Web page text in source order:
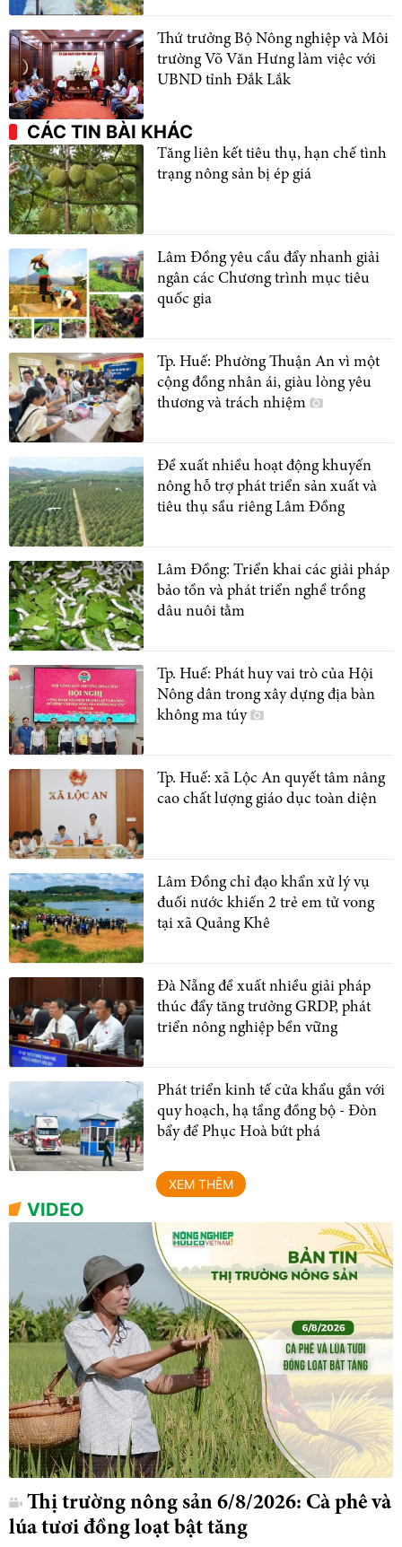
Thứ trưởng Bộ Nông nghiệp và Môi
trường Võ Văn Hưng làm việc với
UBND tỉnh Đắk Lắk
CÁC TIN BÀI KHÁC
Tăng liên kết tiêu thụ, hạn chế tình
trạng nông sản bị ép giá
Lâm Đồng yêu cầu đẩy nhanh giải
ngân các Chương trình mục tiêu
quốc gia
Tp. Huế: Phường Thuận An vì một
cộng đồng nhân ái, giàu lòng yêu
thương và trách nhiệm
Đề xuất nhiều hoạt động khuyến
nông hỗ trợ phát triển sản xuất và
tiêu thụ sầu riêng Lâm Đồng
Lâm Đồng: Triển khai các giải pháp
bảo tồn và phát triển nghề trồng
dâu nuôi tằm
Tp. Huế: Phát huy vai trò của Hội
Nông dân trong xây dựng địa bàn
không ma túy
Tp. Huế: xã Lộc An quyết tâm nâng
cao chất lượng giáo dục toàn diện
Lâm Đồng chỉ đạo khẩn xử lý vụ
đuối nước khiến 2 trẻ em tử vong
tại xã Quảng Khê
Đà Nẵng đề xuất nhiều giải pháp
thúc đẩy tăng trưởng GRDP, phát
triển nông nghiệp bền vững
Phát triển kinh tế cửa khẩu gắn với
quy hoạch, hạ tầng đồng bộ - Đòn
bẩy để Phục Hoà bứt phá
XEM THÊM
VIDEO
Thị trường nông sản 6/8/2026: Cà phê và
lúa tươi đồng loạt bật tăng